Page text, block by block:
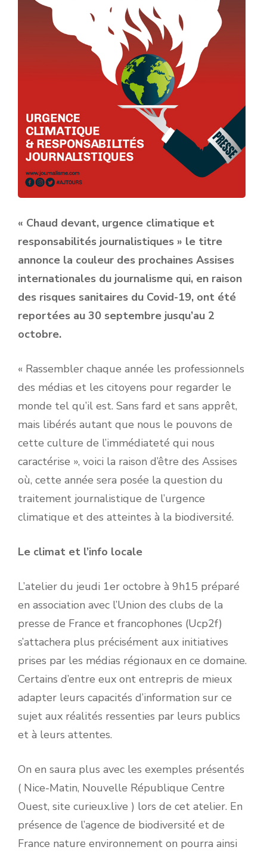
« Chaud devant, urgence climatique et
responsabilités journalistiques » le titre
annonce la couleur des prochaines Assises
internationales du journalisme qui, en raison
des risques sanitaires du Covid-19, ont été
reportées au 30 septembre jusqu’au 2
octobre.
« Rassembler chaque année les professionnels
des médias et les citoyens pour regarder le
monde tel qu’il est. Sans fard et sans apprêt,
mais libérés autant que nous le pouvons de
cette culture de l’immédiateté qui nous
caractérise », voici la raison d’être des Assises
où, cette année sera posée la question du
traitement journalistique de l’urgence
climatique et des atteintes à la biodiversité.
Le climat et l’info locale
L’atelier du jeudi 1er octobre à 9h15 préparé
en association avec l’Union des clubs de la
presse de France et francophones (Ucp2f)
s’attachera plus précisément aux initiatives
prises par les médias régionaux en ce domaine.
Certains d’entre eux ont entrepris de mieux
adapter leurs capacités d’information sur ce
sujet aux réalités ressenties par leurs publics
et à leurs attentes.
On en saura plus avec les exemples présentés
( Nice-Matin, Nouvelle République Centre
Ouest, site curieux.live ) lors de cet atelier. En
présence de l’agence de biodiversité et de
France nature environnement on pourra ainsi